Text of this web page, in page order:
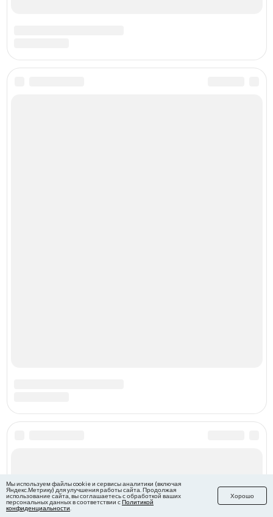
Мы используем файлы cookie и сервисы аналитики (включая
Яндекс.Метрику) для улучшения работы сайта. Продолжая
использование сайта, вы соглашаетесь с обработкой ваших
персональных данных в соответствии сПолитикой
конфиденциальности
Хорошо